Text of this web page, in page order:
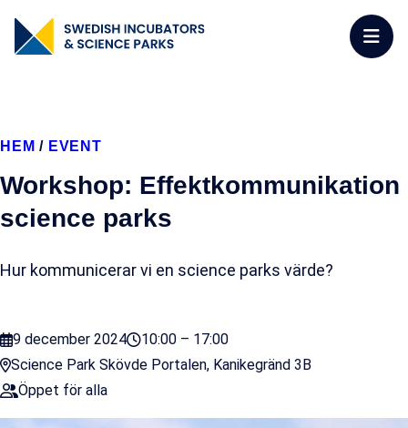
HEM / EVENT
Workshop: Effektkommunikation
science parks
Hur kommunicerar vi en science parks värde?
9 december 2024
10:00 – 17:00
Science Park Skövde Portalen, Kanikegränd 3B
Öppet för alla